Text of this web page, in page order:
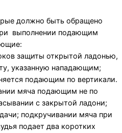
должно быть обращено
выполнении подающим
защиты открытой ладонью,
указанную нападающим;
подающим по вертикали.
мяча подающим не по
с закрытой ладони;
подкручивании мяча при
подает два коротких